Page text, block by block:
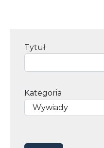
Tytuł
Kategoria